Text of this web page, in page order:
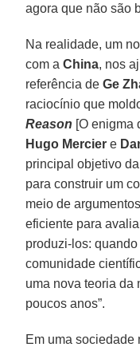
agora que não são
Na realidade, um
com aChina, nos
referência deGe
raciocínio que
Reason [O enigma
Hugo Mercier e
principal objetivo
para construir um
meio de
eficiente para
produzi-los:
comunidade
uma nova teoria da
poucos anos”.
Em uma sociedade